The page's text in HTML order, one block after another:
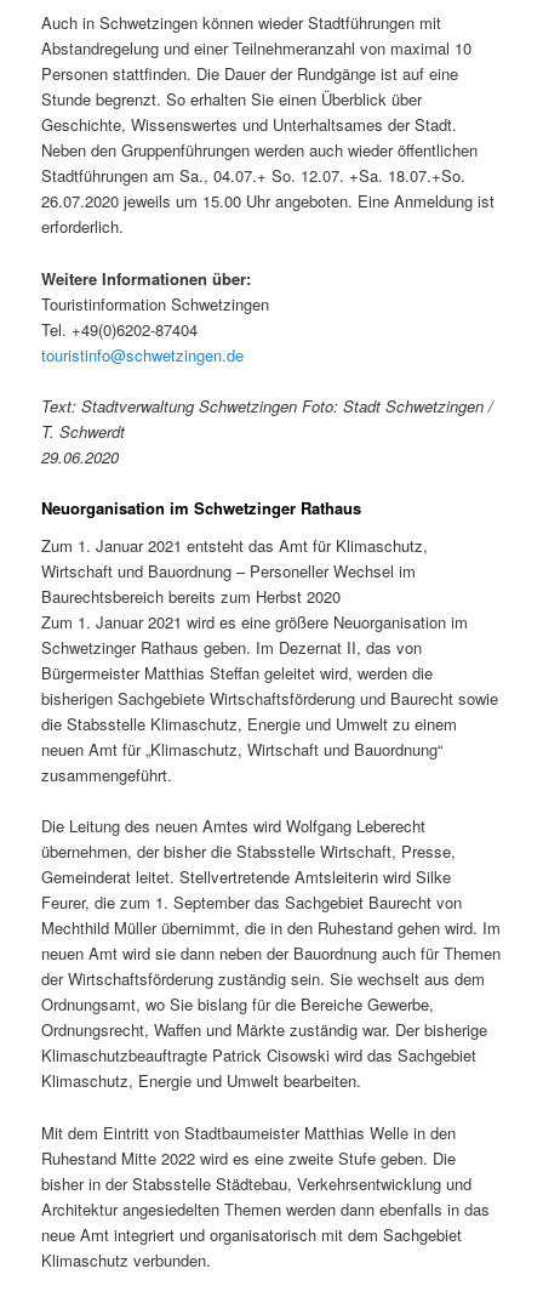
Auch in Schwetzingen können wieder Stadtführungen mit
Abstandregelung und einer Teilnehmeranzahl von maximal 10
Personen stattfinden. Die Dauer der Rundgänge ist auf eine
Stunde begrenzt. So erhalten Sie einen Überblick über
Geschichte, Wissenswertes und Unterhaltsames der Stadt.
Neben den Gruppenführungen werden auch wieder öffentlichen
Stadtführungen am Sa., 04.07.+ So. 12.07. +Sa. 18.07.+So.
26.07.2020 jeweils um 15.00 Uhr angeboten. Eine Anmeldung ist
erforderlich.
Weitere Informationen über:
Touristinformation Schwetzingen
Tel. +49(0)6202-87404
touristinfo@schwetzingen.de
Text: Stadtverwaltung Schwetzingen Foto: Stadt Schwetzingen /
T. Schwerdt
29.06.2020
Neuorganisation im Schwetzinger Rathaus
Zum 1. Januar 2021 entsteht das Amt für Klimaschutz,
Wirtschaft und Bauordnung – Personeller Wechsel im
Baurechtsbereich bereits zum Herbst 2020
Zum 1. Januar 2021 wird es eine größere Neuorganisation im
Schwetzinger Rathaus geben. Im Dezernat II, das von
Bürgermeister Matthias Steffan geleitet wird, werden die
bisherigen Sachgebiete Wirtschaftsförderung und Baurecht sowie
die Stabsstelle Klimaschutz, Energie und Umwelt zu einem
neuen Amt für „Klimaschutz, Wirtschaft und Bauordnung“
zusammengeführt.
Die Leitung des neuen Amtes wird Wolfgang Leberecht
übernehmen, der bisher die Stabsstelle Wirtschaft, Presse,
Gemeinderat leitet. Stellvertretende Amtsleiterin wird Silke
Feurer, die zum 1. September das Sachgebiet Baurecht von
Mechthild Müller übernimmt, die in den Ruhestand gehen wird. Im
neuen Amt wird sie dann neben der Bauordnung auch für Themen
der Wirtschaftsförderung zuständig sein. Sie wechselt aus dem
Ordnungsamt, wo Sie bislang für die Bereiche Gewerbe,
Ordnungsrecht, Waffen und Märkte zuständig war. Der bisherige
Klimaschutzbeauftragte Patrick Cisowski wird das Sachgebiet
Klimaschutz, Energie und Umwelt bearbeiten.
Mit dem Eintritt von Stadtbaumeister Matthias Welle in den
Ruhestand Mitte 2022 wird es eine zweite Stufe geben. Die
bisher in der Stabsstelle Städtebau, Verkehrsentwicklung und
Architektur angesiedelten Themen werden dann ebenfalls in das
neue Amt integriert und organisatorisch mit dem Sachgebiet
Klimaschutz verbunden.